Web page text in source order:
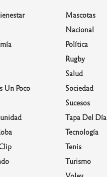
Un Poco
Mascotas
Nacional
Política
Rugby
Salud
Sociedad
Sucesos
Tapa Del Día
Tecnología
Tenis
Turismo